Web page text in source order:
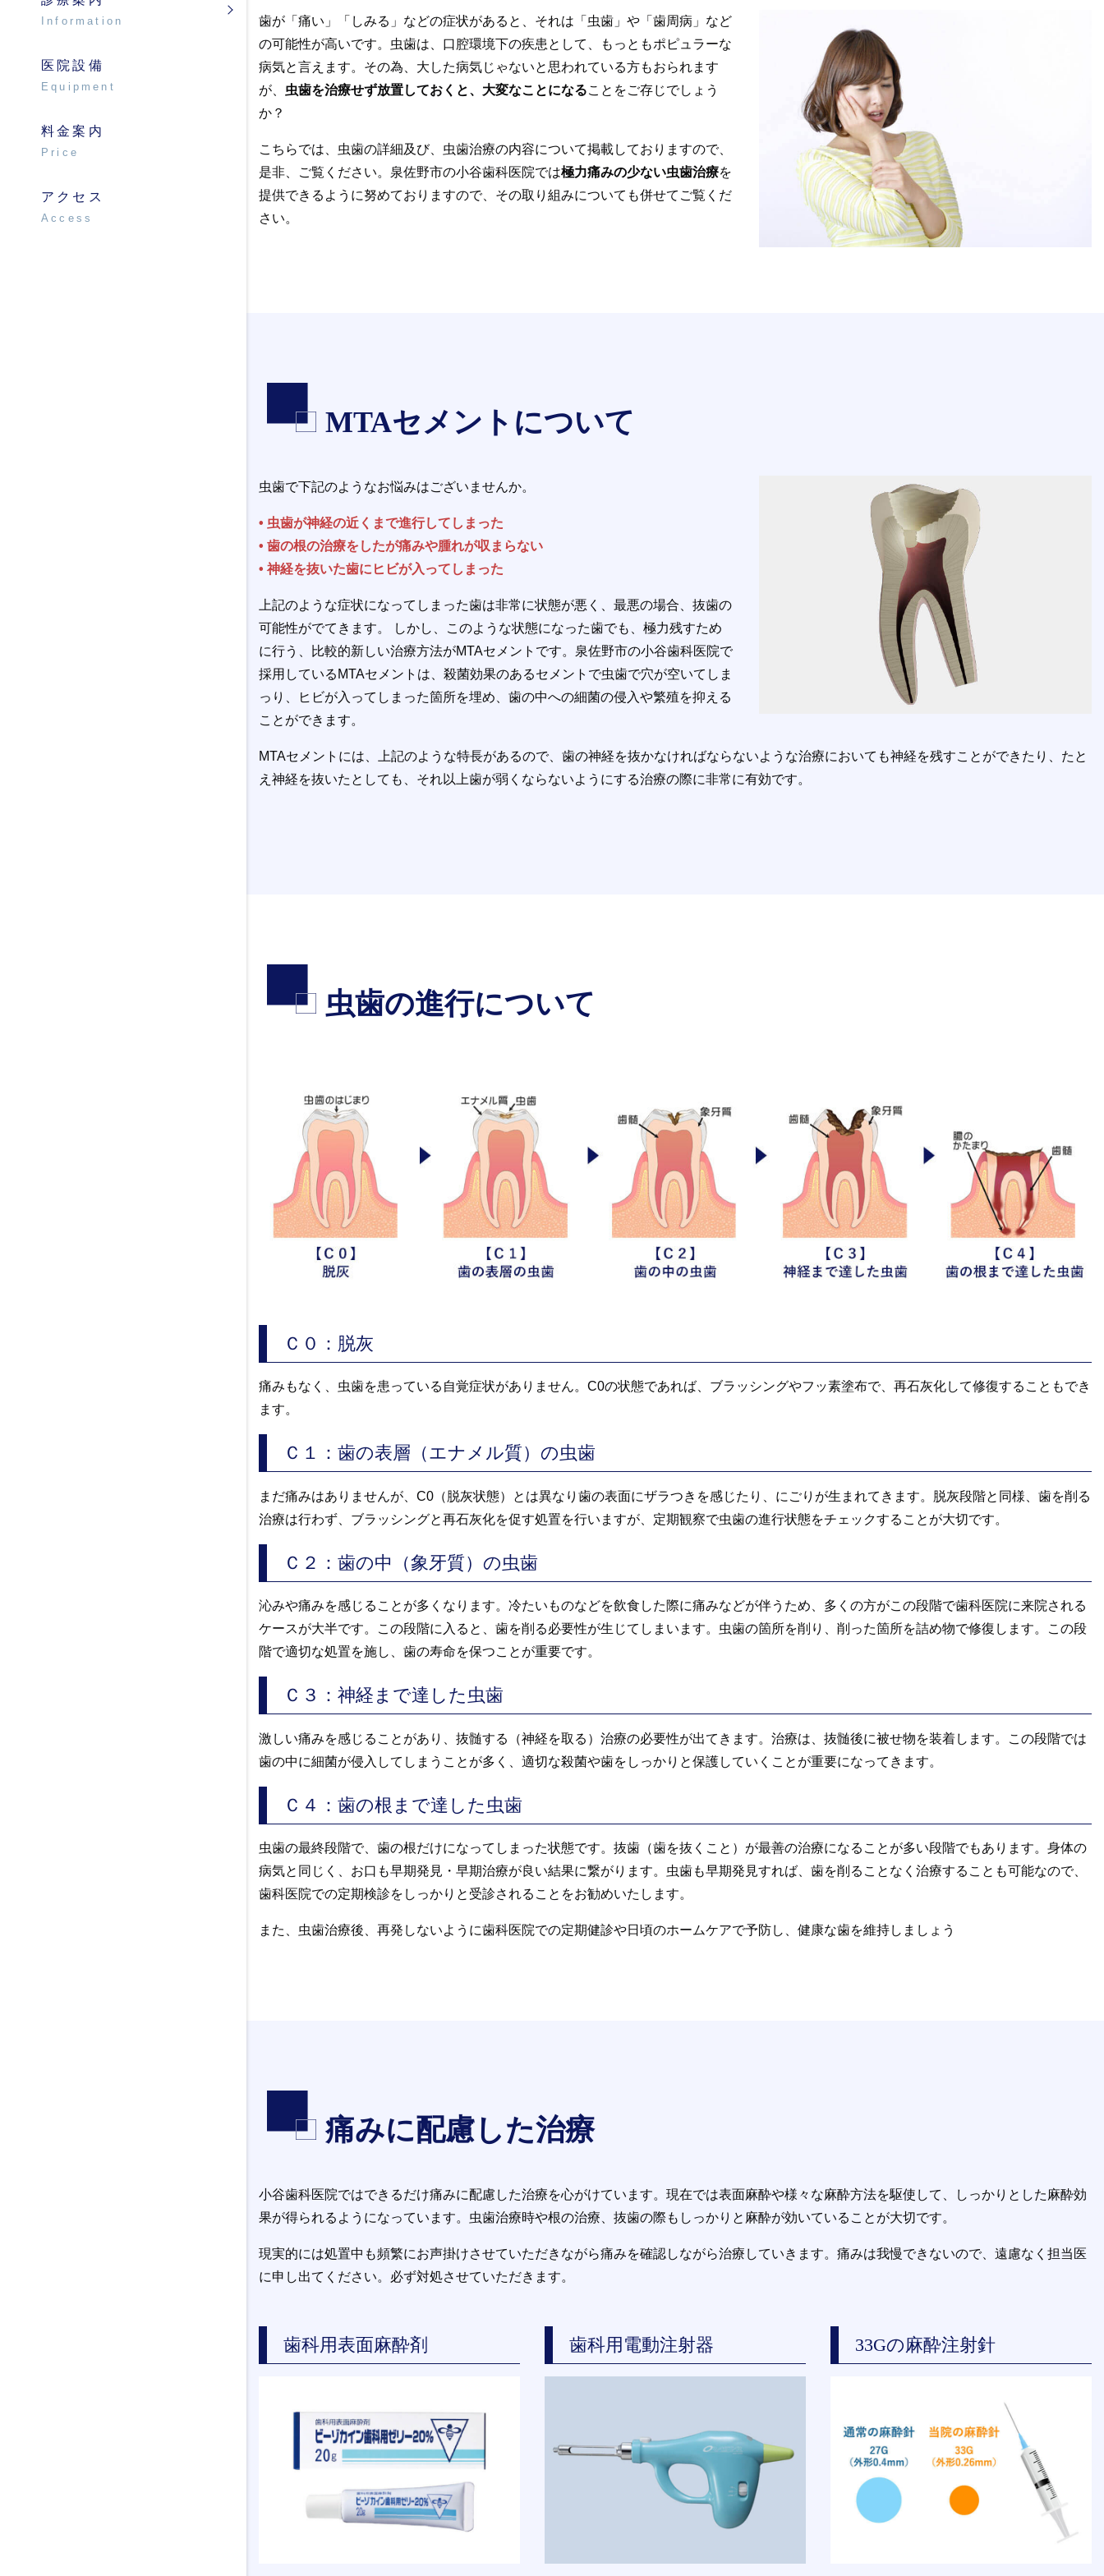
Information
小児矯正
口腔外科
医院設備
Equipment
料金案内
Price
アクセス
Access
歯が「痛い」「しみる」などの症状があると、それは「虫歯」や「歯周病」など
の可能性が高いです。虫歯は、口腔環境下の疾患として、もっともポピュラーな
病気と言えます。その為、大した病気じゃないと思われている方もおられます
が、 虫歯を治療せず放置しておくと、大変なことになることをご存じでしょう
か？
こちらでは、虫歯の詳細及び、虫歯治療の内容について掲載しておりますので、
是非、ご覧ください。泉佐野市の小谷歯科医院では極力痛みの少ない虫歯治療を
提供できるように努めておりますので、その取り組みについても併せてご覧くだ
さい。
MTAセメントについて
虫歯で下記のようなお悩みはございませんか。
• 虫歯が神経の近くまで進行してしまった
• 歯の根の治療をしたが痛みや腫れが収まらない
• 神経を抜いた歯にヒビが入ってしまった
上記のような症状になってしまった歯は非常に状態が悪く、最悪の場合、抜歯の
可能性がでてきます。 しかし、このような状態になった歯でも、極力残すため
に行う、比較的新しい治療方法がMTAセメントです。泉佐野市の小谷歯科医院で
採用しているMTAセメントは、殺菌効果のあるセメントで虫歯で穴が空いてしま
っり、ヒビが入ってしまった箇所を埋め、歯の中への細菌の侵入や繁殖を抑える
ことができます。
MTAセメントには、上記のような特長があるので、歯の神経を抜かなければならないような治療においても神経を残すことができたり、たと
え神経を抜いたとしても、それ以上歯が弱くならないようにする治療の際に非常に有効です。
虫歯の進行について
Ｃ０：脱灰
痛みもなく、虫歯を患っている自覚症状がありません。C0の状態であれば、ブラッシングやフッ素塗布で、再石灰化して修復することもでき
ます。
Ｃ１：歯の表層（エナメル質）の虫歯
まだ痛みはありませんが、C0（脱灰状態）とは異なり歯の表面にザラつきを感じたり、にごりが生まれてきます。脱灰段階と同様、歯を削る
治療は行わず、ブラッシングと再石灰化を促す処置を行いますが、定期観察で虫歯の進行状態をチェックすることが大切です。
Ｃ２：歯の中（象牙質）の虫歯
沁みや痛みを感じることが多くなります。冷たいものなどを飲食した際に痛みなどが伴うため、多くの方がこの段階で歯科医院に来院される
ケースが大半です。この段階に入ると、歯を削る必要性が生じてしまいます。虫歯の箇所を削り、削った箇所を詰め物で修復します。この段
階で適切な処置を施し、歯の寿命を保つことが重要です。
Ｃ３：神経まで達した虫歯
激しい痛みを感じることがあり、抜髄する（神経を取る）治療の必要性が出てきます。治療は、抜髄後に被せ物を装着します。この段階では
歯の中に細菌が侵入してしまうことが多く、適切な殺菌や歯をしっかりと保護していくことが重要になってきます。
Ｃ４：歯の根まで達した虫歯
虫歯の最終段階で、歯の根だけになってしまった状態です。抜歯（歯を抜くこと）が最善の治療になることが多い段階でもあります。身体の
病気と同じく、お口も早期発見・早期治療が良い結果に繋がります。虫歯も早期発見すれば、歯を削ることなく治療することも可能なので、
歯科医院での定期検診をしっかりと受診されることをお勧めいたします。
また、虫歯治療後、再発しないように歯科医院での定期健診や日頃のホームケアで予防し、健康な歯を維持しましょう
痛みに配慮した治療
小谷歯科医院ではできるだけ痛みに配慮した治療を心がけています。現在では表面麻酔や様々な麻酔方法を駆使して、しっかりとした麻酔効
果が得られるようになっています。虫歯治療時や根の治療、抜歯の際もしっかりと麻酔が効いていることが大切です。
現実的には処置中も頻繁にお声掛けさせていただきながら痛みを確認しながら治療していきます。痛みは我慢できないので、遠慮なく担当医
に申し出てください。必ず対処させていただきます。
歯科用表面麻酔剤 歯科用電動注射器 33Gの麻酔注射針